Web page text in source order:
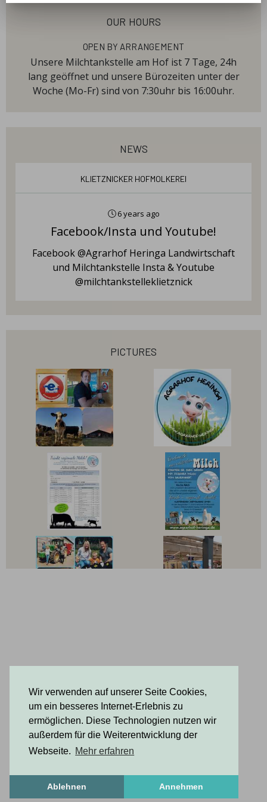
Wir verwenden auf unserer Seite Cookies,
um ein besseres Internet-Erlebnis zu
ermöglichen. Diese Technologien nutzen wir
außerdem für die Weiterentwicklung der
Webseite. Mehr erfahren
Ablehnen Annehmen
our hours
Open By Arrangement
Unsere Milchtankstelle am Hof ist 7 Tage, 24h
lang geöffnet und unsere Bürozeiten unter der
Woche (Mo-Fr) sind von 7:30uhr bis 16:00uhr.
news
Klietznicker Hofmolkerei
6 years ago
Facebook/Insta und Youtube!
Facebook @Agrarhof Heringa Landwirtschaft
und Milchtankstelle Insta & Youtube
@milchtankstelleklietznick
pictures